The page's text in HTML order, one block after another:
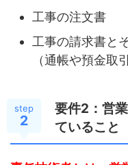
工事の注文書
工事の請求書と
（通帳や預金取
step
2
要件2：営
ていること